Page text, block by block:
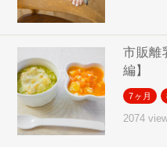
市販離
編】
7ヶ月
2074